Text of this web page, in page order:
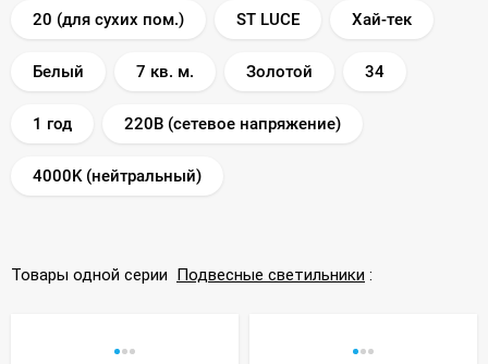
20 (для сухих пом.) ST LUCE Хай-тек
Белый 7 кв. м. Золотой 34
1 год 220В (сетевое напряжение)
4000K (нейтральный)
Товары одной серии Подвесные светильники :